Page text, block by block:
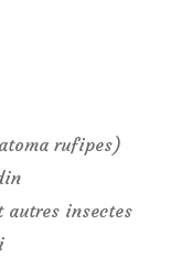
rufipes)
autres insectes